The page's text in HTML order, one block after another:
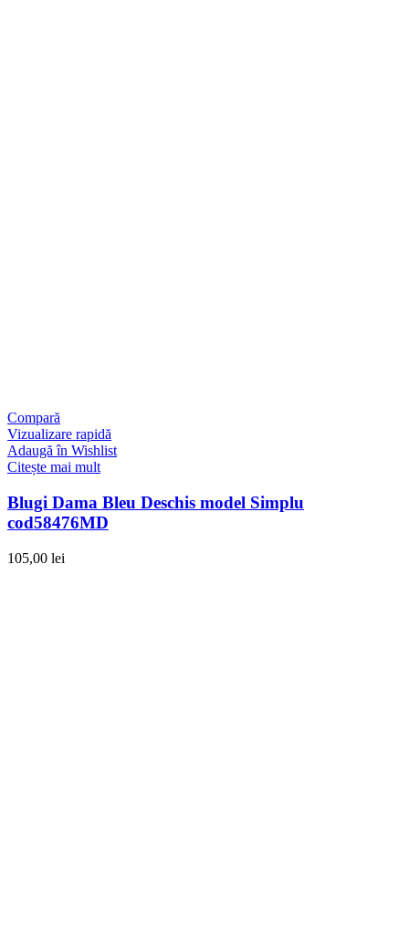
Compară
Vizualizare rapidă
Adaugă în Wishlist
Citește mai mult
Blugi Dama Bleu Deschis model Simplu
cod58476MD
105,00 lei